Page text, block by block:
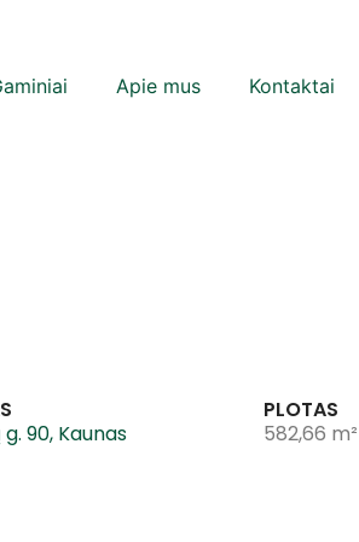
Apie mus Kontaktai
90, Kaunas
PLOTAS
582,66 m²